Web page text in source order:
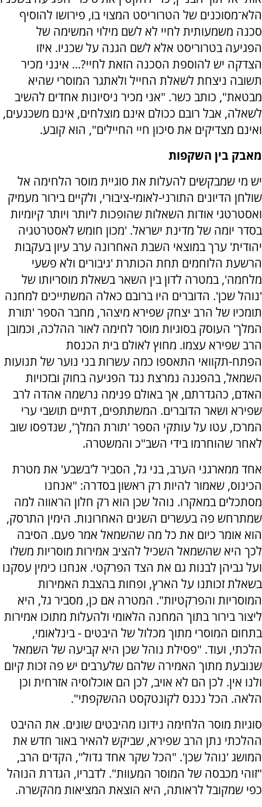
הלא־מסוכנים של הטרוריסט המצוי בו, פירושו להוסיף
סכנה משמעותית לחיי לא לשם מילוי המשימה של
הפגיעה בטרוריסט אלא לשם הגנה על שכניו. איזו
הצדקה יש להוספת הסכנה הזאת לחיי?... אינני מכיר
תשובה ניצחת לשאלת החייל ולאתגר המוסרי שהיא
מבטאת", כותב כשר. "אני מכיר ניסיונות אחדים להשיב
לשאלה, אבל רובם ככולם אינם מוצלחים, אינם משכנעים,
ואינם מצדיקים את סיכון חיי החיילים", הוא קובע.
מאבק בין השקפות
יש מי שמבקשים להעלות את סוגיית מוסר הלחימה אל
שולחן הדיונים התורני-לאומי-ציבורי, ולקיים בירור מעמיק
ואסטרטגי אודות השאלות שהופכות ליותר ויותר קיומיות
בסדר יומה של מדינת ישראל. 'מכון חומש לאסטרטגיה
יהודית' ערך במוצאי השבת האחרונה ערב עיון בעקבות
הרשעת הלוחמים תחת הכותרת 'גיבורים ולא פשעי
מלחמה', במטרה לדון בין השאר בשאלת מוסריותו של
'נוהל שכן'. הדוברים היו ברובם כאלה המשתייכים למחנה
תומכיו של הרב יצחק שפירא מיצהר, מחבר הספר 'תורת
המלך' העוסק בסוגיות מוסר לחימה לאור ההלכה, וכמובן
הרב שפירא עצמו. מחוץ לאולם בית הכנסת
הפתח-תקוואי התאספו כמה עשרות בני נוער של תנועות
השמאל, בהפגנה נמרצת נגד הפגיעה בחוק ובזכויות
האדם, כהגדרתם, אך באולם פנימה נרשמה אהדה לרב
שפירא ושאר הדוברים. המשתתפים, דתיים תושבי ערי
המרכז, עטו על עותקי הספר 'תורת המלך', שנדפסו שוב
לאחר שהוחרמו בידי השב"כ והמשטרה.
אחד ממארגני הערב, בני גל, הסביר ל'בשבע' את מטרת
הכינוס, שאמור להיות רק ראשון בסדרה: "אנחנו
מסתכלים במאקרו. נוהל שכן הוא רק חלון הראווה למה
שמתרחש פה בעשרים השנים האחרונות. הימין התרסק,
הוא אומר כיום את כל מה שהשמאל אמר פעם. הסיבה
לכך היא שהשמאל השכיל להציב אמירות מוסריות משלו
ועל גביהן לבנות גם את הצד הפרקטי. אנחנו כימין עסקנו
בשאלת זכותנו על הארץ, ופחות בהצבת האמירות
המוסריות והפרקטיות". המטרה אם כן, מסביר גל, היא
ליצור בירור בתוך המחנה הלאומי ולהעלות מתוכו אמירות
בתחום המוסרי מתוך מכלול של היבטים - בינלאומי,
הלכתי, ועוד. "פסילת נוהל שכן היא קביעה של השמאל
שנובעת מתוך האמירה שלהם שלערבים יש פה זכות קיום
ולנו אין. לכן הם לא אויב, לכן הם אוכלוסיה אזרחית וכן
הלאה. הכל נכנס לקונטקסט ההשקפתי".
סוגיות מוסר הלחימה נידונו מהיבטים שונים. את ההיבט
ההלכתי נתן הרב שפירא, שביקש להאיר באור חדש את
המושג 'נוהל שכן'. "הכל שקר אחד גדול", הקדים הרב,
"זוהי מכבסה של המוסר המעוות". לדבריו, הגדרת הנוהל
כפי שמקובל לראותה, היא הוצאת המציאות מהקשרה.